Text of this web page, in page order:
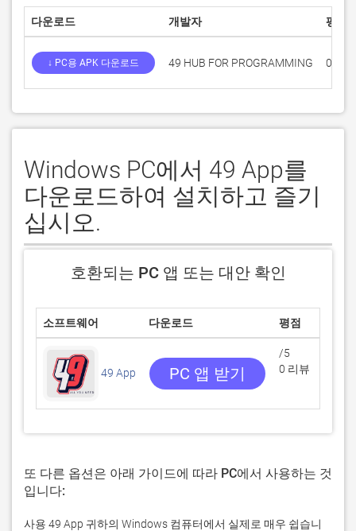
다운로드 개발자 평점
↓ PC용 APK 다운로드 49 HUB FOR PROGRAMMING 0
Windows PC에서 49 App를
다운로드하여 설치하고 즐기
십시오.
호환되는 PC 앱 또는 대안 확인
소프트웨어 다운로드 평점
49 App PC 앱 받기
/5
0 리뷰
또 다른 옵션은 아래 가이드에 따라 PC에서 사용하는 것
입니다:
사용 49 App 귀하의 Windows 컴퓨터에서 실제로 매우 쉽습니